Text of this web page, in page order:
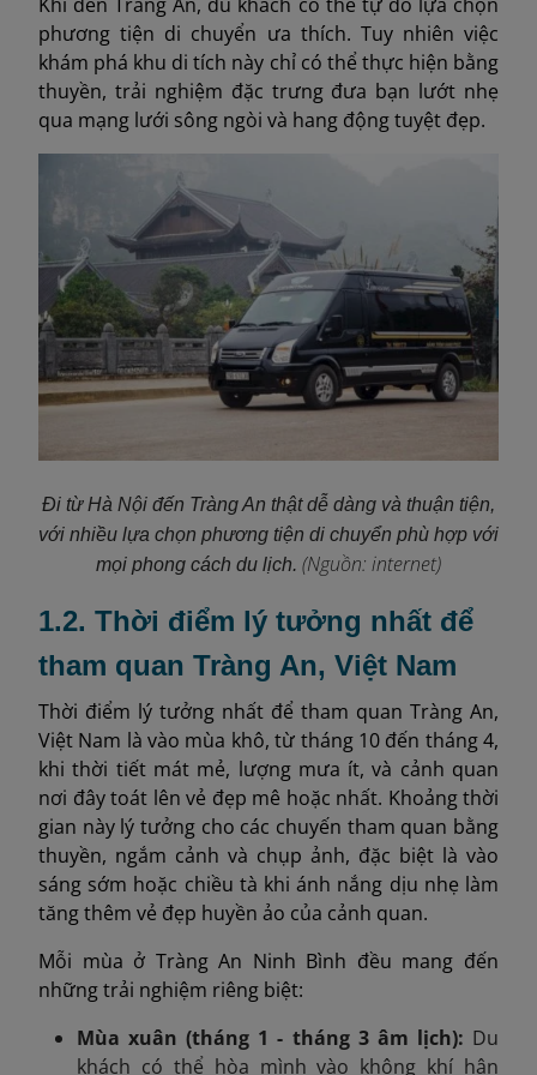
phương tiện di chuyển ưa thích. Tuy nhiên việc
khám phá khu di tích này chỉ có thể thực hiện bằng
thuyền, trải nghiệm đặc trưng đưa bạn lướt nhẹ
qua mạng lưới sông ngòi và hang động tuyệt đẹp.
Đi từ Hà Nội đến Tràng An thật dễ dàng và thuận tiện,
với nhiều lựa chọn phương tiện di chuyển phù hợp với
mọi phong cách du lịch. (Nguồn: internet)
1.2. Thời điểm lý tưởng nhất để
tham quan Tràng An, Việt Nam
Thời điểm lý tưởng nhất để tham quan Tràng An,
Việt Nam là vào mùa khô, từ tháng 10 đến tháng 4,
khi thời tiết mát mẻ, lượng mưa ít, và cảnh quan
nơi đây toát lên vẻ đẹp mê hoặc nhất. Khoảng thời
gian này lý tưởng cho các chuyến tham quan bằng
thuyền, ngắm cảnh và chụp ảnh, đặc biệt là vào
sáng sớm hoặc chiều tà khi ánh nắng dịu nhẹ làm
tăng thêm vẻ đẹp huyền ảo của cảnh quan.
Mỗi mùa ở Tràng An Ninh Bình đều mang đến
những trải nghiệm riêng biệt:
Mùa xuân (tháng 1 - tháng 3 âm lịch): Du
khách có thể hòa mình vào không khí hân